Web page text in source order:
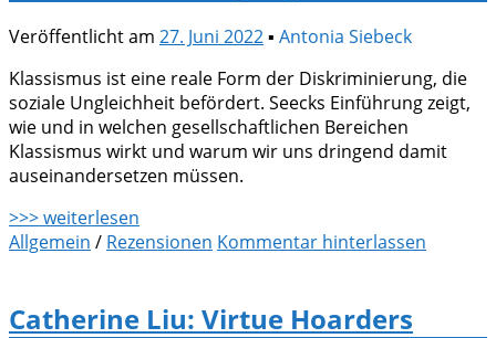
Veröffentlicht am 27. Juni 2022▪ Antonia Siebeck
Klassismus ist eine reale Form der Diskriminierung, die
soziale Ungleichheit befördert. Seecks Einführung zeigt,
wie und in welchen gesellschaftlichen Bereichen
Klassismus wirkt und warum wir uns dringend damit
auseinandersetzen müssen.
>>> weiterlesen
Allgemein / Rezensionen Kommentar hinterlassen
Catherine Liu: Virtue Hoarders